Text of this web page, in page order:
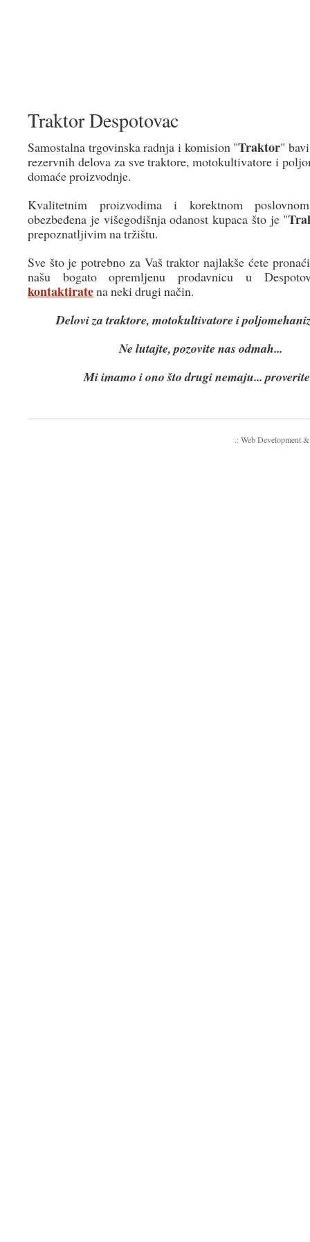
Traktor Despotovac
Samostalna trgovinska radnja i komision "Traktor"
rezervnih delova za sve traktore, motokultivatore i
domaće proizvodnje.
Kvalitetnim proizvodima i korektnom
obezbeđena je višegodišnja odanost kupaca što je "
prepoznatljivim na tržištu.
Sve što je potrebno za Vaš traktor najlakše ćete
našu bogato opremljenu prodavnicu u
kontaktiratena neki drugi način.
Delovi za traktore, motokultivatore i
Ne lutajte, pozovite nas odmah...
Mi imamo i ono što drugi nemaju...
.: Web Development